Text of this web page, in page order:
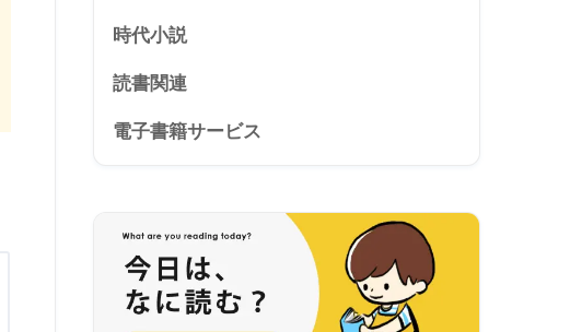
時代小説
読書関連
電子書籍サービス